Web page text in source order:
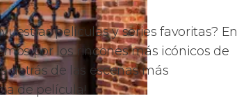
películas y series favoritas? En
por los rincones más icónicos de
detrás de las escenas más
de película!